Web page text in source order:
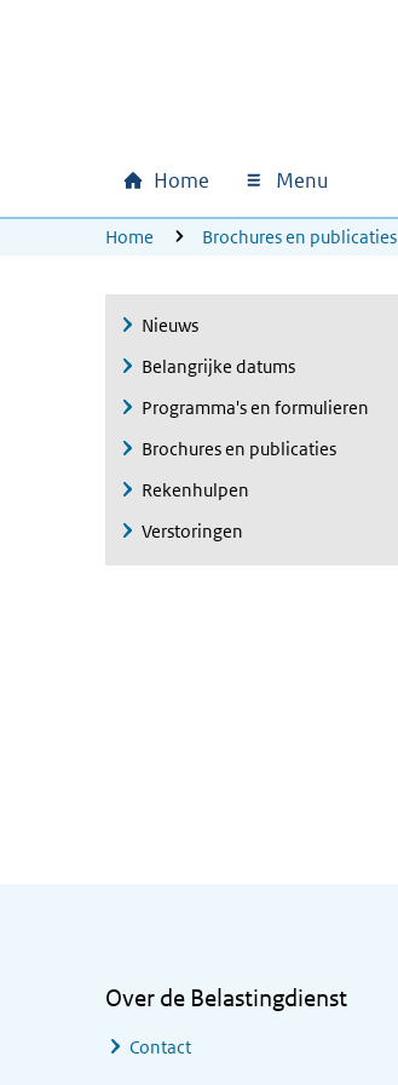
Hoofdnavigatie
Home Menu
U bevindt zich hier:
Home Brochures en publicaties
Nieuws
Belangrijke datums
Programma's en formulieren
Brochures en publicaties
Rekenhulpen
Verstoringen
Over de Belastingdienst
Contact